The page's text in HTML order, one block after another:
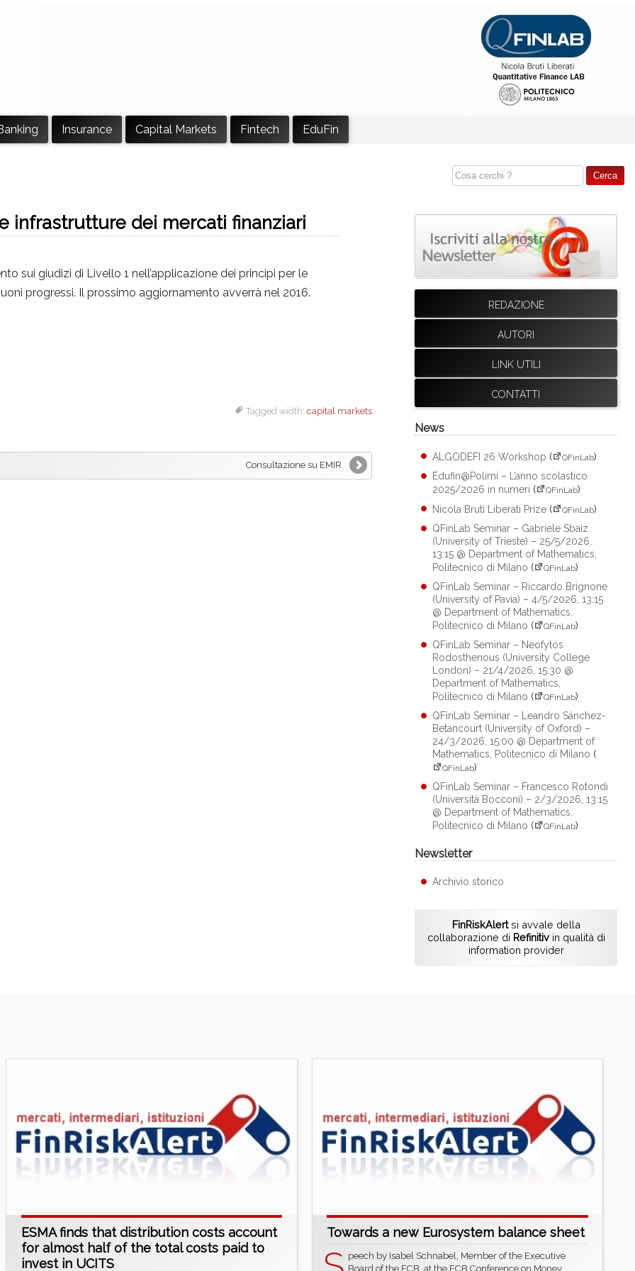
Insurance Capital Markets Fintech EduFin
infrastrutture dei mercati finanziari
sui giudizi di Livello 1 nell’applicazione dei principi per le
progressi. Il prossimo aggiornamento avverrà nel 2016.
Tagged width: capital markets
Consultazione su EMIR
REDAZIONE
AUTORI
LINK UTILI
CONTATTI
News
ALGODEFI 26 Workshop ( QFinLab)
Edufin@Polimi – L’anno scolastico
2025/2026 in numeri ( QFinLab)
Nicola Bruti Liberati Prize ( QFinLab)
QFinLab Seminar – Gabriele Sbaiz
(University of Trieste) – 25/5/2026,
13:15 @ Department of Mathematics,
Politecnico di Milano ( QFinLab)
QFinLab Seminar – Riccardo Brignone
(University of Pavia) – 4/5/2026, 13:15
@ Department of Mathematics,
Politecnico di Milano ( QFinLab)
QFinLab Seminar – Neofytos
Rodosthenous (University College
London) – 21/4/2026, 15:30 @
Department of Mathematics,
Politecnico di Milano ( QFinLab)
QFinLab Seminar – Leandro Sánchez-
Betancourt (University of Oxford) –
24/3/2026, 15:00 @ Department of
Mathematics, Politecnico di Milano (
QFinLab)
QFinLab Seminar – Francesco Rotondi
(Università Bocconi) – 2/3/2026, 13:15
@ Department of Mathematics,
Politecnico di Milano ( QFinLab)
Newsletter
Archivio storico
FinRiskAlertsi avvale della
collaborazione di Refinitivin qualità di
information provider
ESMA finds that distribution costs account
for almost half of the total costs paid to
invest in UCITS
Towards a new Eurosystem balance sheet
peech by Isabel Schnabel, Member of the Executive
Board of the ECB, at the ECB Conference on Money